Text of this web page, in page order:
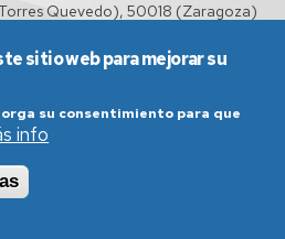
Quevedo), 50018 (Zaragoza)
generales de uso
sitio web para mejorar su
su consentimiento para que
info